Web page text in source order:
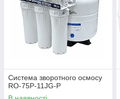
Система зворотного осмосу
RO-75P-11JG-P